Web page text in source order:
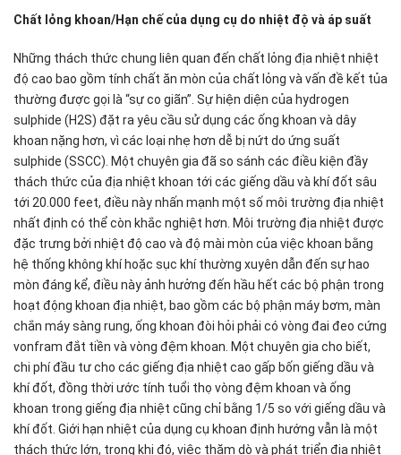
Chất lỏng khoan/Hạn chế của dụng cụ do nhiệt độ và áp suất
Những thách thức chung liên quan đến chất lỏng địa nhiệt nhiệt
độ cao bao gồm tính chất ăn mòn của chất lỏng và vấn đề kết tủa
thường được gọi là “sự co giãn”. Sự hiện diện của hydrogen
sulphide (H2S) đặt ra yêu cầu sử dụng các ống khoan và dây
khoan nặng hơn, vì các loại nhẹ hơn dễ bị nứt do ứng suất
sulphide (SSCC). Một chuyên gia đã so sánh các điều kiện đầy
thách thức của địa nhiệt khoan tới các giếng dầu và khí đốt sâu
tới 20.000 feet, điều này nhấn mạnh một số môi trường địa nhiệt
nhất định có thể còn khắc nghiệt hơn. Môi trường địa nhiệt được
đặc trưng bởi nhiệt độ cao và độ mài mòn của việc khoan bằng
hệ thống không khí hoặc sục khí thường xuyên dẫn đến sự hao
mòn đáng kể, điều này ảnh hưởng đến hầu hết các bộ phận trong
hoạt động khoan địa nhiệt, bao gồm các bộ phận máy bơm, màn
chắn máy sàng rung, ống khoan đòi hỏi phải có vòng đai đeo cứng
vonfram đắt tiền và vòng đệm khoan. Một chuyên gia cho biết,
chi phí đầu tư cho các giếng địa nhiệt cao gấp bốn giếng dầu và
khí đốt, đồng thời ước tính tuổi thọ vòng đệm khoan và ống
khoan trong giếng địa nhiệt cũng chỉ bằng 1/5 so với giếng dầu và
khí đốt. Giới hạn nhiệt của dụng cụ khoan định hướng vẫn là một
thách thức lớn, trong khi đó, việc thăm dò và phát triển địa nhiệt